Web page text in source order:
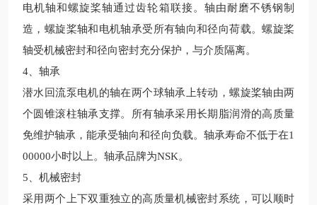
电机轴和螺旋桨轴通过齿轮箱联接。轴由耐磨不锈钢制
造，螺旋桨轴和电机轴承受所有轴向和径向荷载。螺旋桨
轴受机械密封和径向密封充分保护，与介质隔离。
4、轴承
潜水回流泵电机的轴在两个球轴承上转动，螺旋桨轴由两
个圆锥滚柱轴承支撑。所有轴承采用长期 脂润滑的高质量
免维护轴承，能承受轴向和径向负载。轴承寿命不低于在1
00000小时以上。 轴承品牌为NSK。
5、机械密封
采用两个上下双重独立的高质量机械密封系统，可以顺时